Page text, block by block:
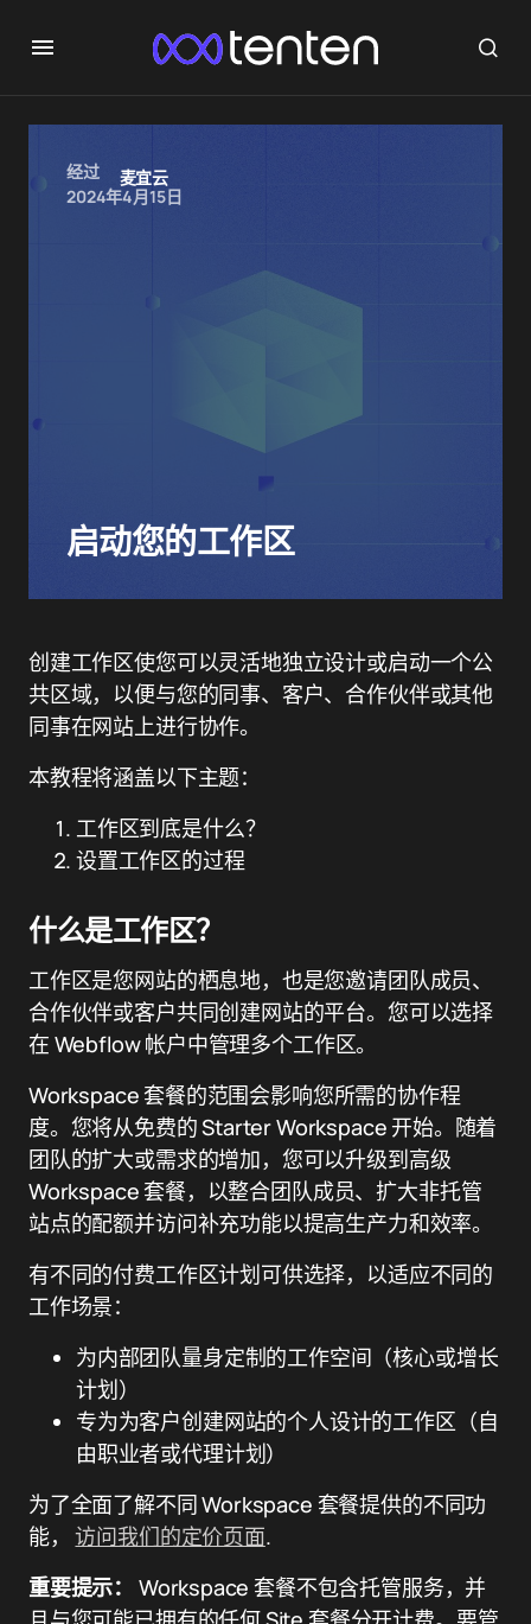
经过
麦宜云
2024年4月15日
启动您的工作区
创建工作区使您可以灵活地独立设计或启动一个公
共区域，以便与您的同事、客户、合作伙伴或其他
同事在网站上进行协作。
本教程将涵盖以下主题：
工作区到底是什么？
设置工作区的过程
什么是工作区？
工作区是您网站的栖息地，也是您邀请团队成员、
合作伙伴或客户共同创建网站的平台。您可以选择
在 Webflow 帐户中管理多个工作区。
Workspace 套餐的范围会影响您所需的协作程
度。您将从免费的 Starter Workspace 开始。随着
团队的扩大或需求的增加，您可以升级到高级
Workspace 套餐，以整合团队成员、扩大非托管
站点的配额并访问补充功能以提高生产力和效率。
有不同的付费工作区计划可供选择，以适应不同的
工作场景：
为内部团队量身定制的工作空间（核心或增长
计划）
专为为客户创建网站的个人设计的工作区（自
由职业者或代理计划）
为了全面了解不同 Workspace 套餐提供的不同功
能，访问我们的定价页面.
重要提示： Workspace 套餐不包含托管服务，并